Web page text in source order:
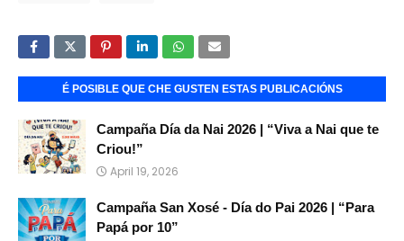
É POSIBLE QUE CHE GUSTEN ESTAS PUBLICACIÓNS
Campaña Día da Nai 2026 | “Viva a Nai que te
Criou!”
April 19, 2026
Campaña San Xosé - Día do Pai 2026 | “Para
Papá por 10”